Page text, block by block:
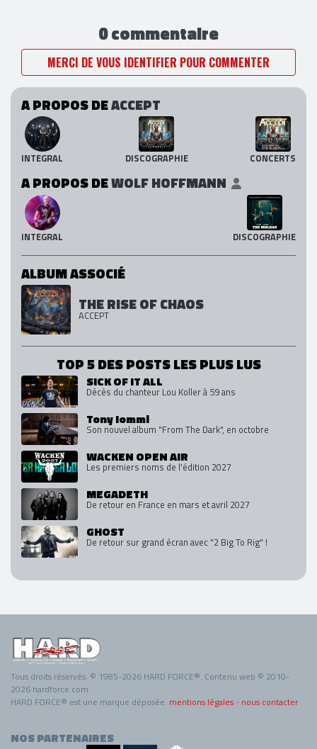
0 commentaire
MERCI DE VOUS IDENTIFIER POUR COMMENTER
A PROPOS DEACCEPT
INTEGRAL DISCOGRAPHIE CONCERTS
A PROPOS DEWOLF HOFFMANN
INTEGRAL DISCOGRAPHIE
ALBUM ASSOCIÉ
THE RISE OF CHAOS
ACCEPT
TOP 5 DES POSTS LES PLUS LUS
SICK OF IT ALL
Décès du chanteur Lou Koller à 59 ans
Tony Iommi
Son nouvel album "From The Dark", en octobre
WACKEN OPEN AIR
Les premiers noms de l'édition 2027
MEGADETH
De retour en France en mars et avril 2027
GHOST
De retour sur grand écran avec "2 Big To Rig" !
Tous droits réservés. © 1985-2026 HARD FORCE®. Contenu web © 2010-
2026 hardforce.com
HARD FORCE® est une marque déposée. mentions légales - nous contacter
NOS PARTENAIRES